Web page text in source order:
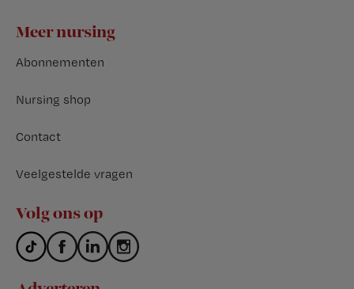
Footer
Meer nursing
Abonnementen
Nursing shop
Contact
Veelgestelde vragen
Volg ons op